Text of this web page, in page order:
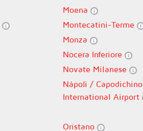
Moena
Montecatini-Terme
Monza
Nocera Inferiore
Novate Milanese
Nápoli / Capodichino
International Airport
Oristano